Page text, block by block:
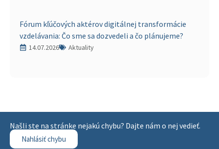
Fórum kľúčových aktérov digitálnej transformácie
vzdelávania: Čo sme sa dozvedeli a čo plánujeme?
14.07.2026 Aktuality
Našli ste na stránke nejakú chybu? Dajte nám o nej vedieť.
Nahlásiť chybu